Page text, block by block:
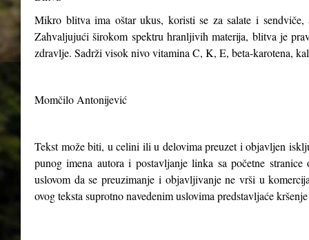
Mikro blitva ima oštar ukus, koristi se za salate i
Zahvaljujući širokom spektru hranljivih materija, blitva je
zdravlje. Sadrži visok nivo vitamina C, K, E, beta-karotena,
Momčilo Antonijević
Tekst može biti, u celini ili u delovima preuzet i objavljen
punog imena autora i postavljanje linka sa početne
uslovom da se preuzimanje i objavljivanje ne vrši u
ovog teksta suprotno navedenim uslovima predstavljaće